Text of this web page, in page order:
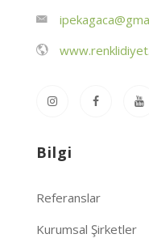
Bilgi
Referanslar
Kurumsal Şirketler